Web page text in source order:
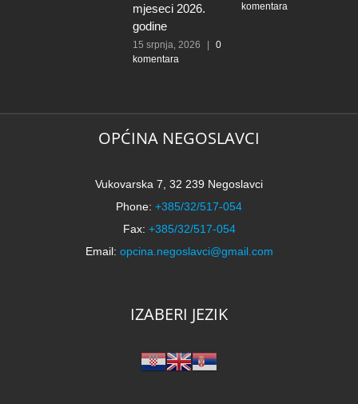
mjeseci 2026.
godine
15 srpnja, 2026
0
komentara
komentara
OPĆINA NEGOSLAVCI
Vukovarska 7, 32 239 Negoslavci
Phone: +385/32/517-054
Fax: +385/32/517-054
Email: opcina.negoslavci@gmail.com
IZABERI JEZIK